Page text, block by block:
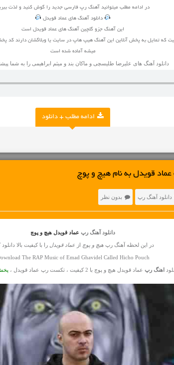
در ادامه مطلب میتوانید آهنگ رپ فارسی جدید را گوش کنید و لذت
دانلود آهنگ های عماد قویدل
این آهنگ جزو گلچین آهنگ های عماد قویدل است
که تمایل به پخش آنلاین این آهنگ هیپ هاپ در سایت یا وبلاگشان دارند کد
میشه آماده شده است
دانلود آهنگ های علیرضا طلیسچی و ماکان بند و میثم ابراهیمی را به شما
ادامه مطلب + دانلود
قویدل به نام هیچ و پوچ
دانلود آهنگ رپ بدون نظر
دانلود آهنگ رپ عماد قویدل هیچ و پوچ
در این لحظه آهنگ رپهیچ و پوچ از عماد قویدل را با کیفیت بالا دانلود
The RAP Music of Emad Ghavidel Called Hicho Pouch
اهنگ رپ عماد قویدل هیچ و پوچ با 2 کیفیت ، تکست رپ عماد قویدل ،